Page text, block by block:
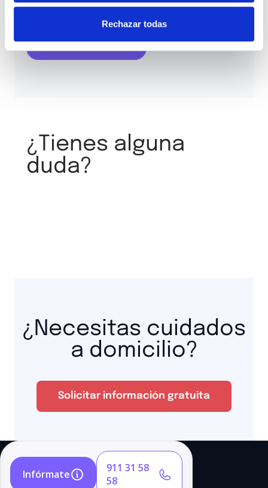
Rechazar todas
¿Tienes alguna
duda?
¿Necesitas cuidados
a domicilio?
Solicitar información gratuita
Infórmate
911 31 58
58